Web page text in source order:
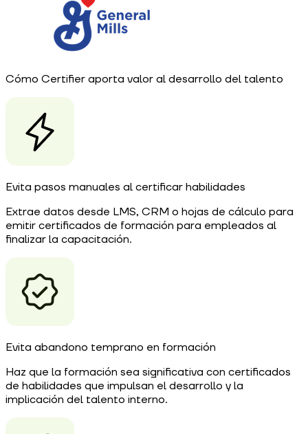
Cómo Certifier aporta valor al desarrollo del talento
Evita pasos manuales al certificar habilidades
Extrae datos desde LMS, CRM o hojas de cálculo para
emitir certificados de formación para empleados al
finalizar la capacitación.
Evita abandono temprano en formación
Haz que la formación sea significativa con certificados
de habilidades que impulsan el desarrollo y la
implicación del talento interno.